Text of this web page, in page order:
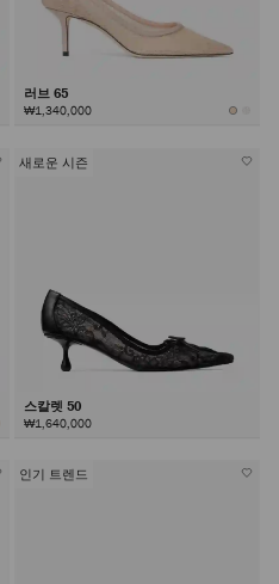
러브 65
₩1,340,000
새로운 시즌
스칼렛 50
₩1,640,000
인기 트렌드